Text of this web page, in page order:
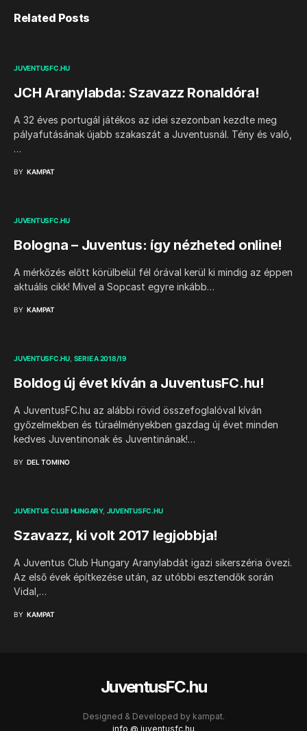
Related Posts
JUVENTUSFC.HU
JCH Aranylabda: Szavazz Ronaldóra!
A 32 éves portugál játékos az idei szezonban kezdte meg
pályafutásának újabb szakaszát a Juventusnál. Tény és való,
…
BY KAMPAT
JUVENTUSFC.HU
Bologna – Juventus: így nézheted online!
A mérkőzés előtt körülbelül fél órával kerül ki mindig az éppen
aktuális cikk! Mivel a Sopcast egyre inkább…
BY KAMPAT
JUVENTUSFC.HU SERIE A 2018/19
Boldog új évet kíván a JuventusFC.hu!
A JuventusFC.hu az alábbi rövid összefoglalóval kíván
győzelmekben és túraélményekben gazdag új évet minden
kedves Juventinonak és Juventinának!…
BY DEL TOMINO
JUVENTUS CLUB HUNGARY JUVENTUSFC.HU
Szavazz, ki volt 2017 legjobbja!
A Juventus Club Hungary Aranylabdát igazi sikerszéria övezi.
Az első évek építkezése után, az utóbbi esztendők során
Vidal,…
BY KAMPAT
JuventusFC.hu
Designed & Developed by kampat.
info @ juventusfc.hu